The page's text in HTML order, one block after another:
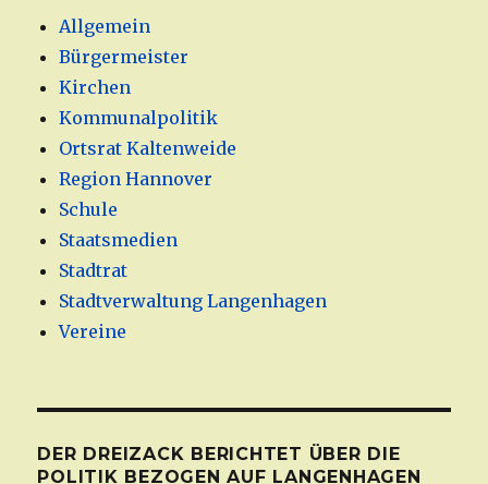
Allgemein
Bürgermeister
Kirchen
Kommunalpolitik
Ortsrat Kaltenweide
Region Hannover
Schule
Staatsmedien
Stadtrat
Stadtverwaltung Langenhagen
Vereine
DER DREIZACK BERICHTET ÜBER DIE
POLITIK BEZOGEN AUF LANGENHAGEN